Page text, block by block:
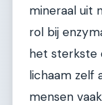
mineraal uit
rol bij
het sterkste
lichaam zelf
mensen